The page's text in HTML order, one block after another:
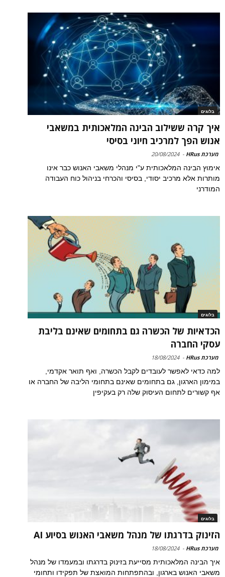
בלוגים
איך קרה ששילוב הבינה המלאכותית במשאבי
אנוש הפך למרכיב חיוני בסיסי
מערכת HRus -
20/08/2024
אימוץ הבינה המלאכותית ע"י מנהלי משאבי האנוש כבר אינו
מותרות אלא מרכיב יסודי, בסיסי והכרחי בניהול כוח העבודה
המודרני
בלוגים
הכדאיות של הכשרה גם בתחומים שאינם בליבת
עסקי החברה
מערכת HRus -
18/08/2024
למה כדאי לאפשר לעובדים לקבל הכשרה, ואף תואר אקדמי,
במימון הארגון, גם בתחומים שאינם בתחומי הליבה של החברה או
אף קשורים לתחום העיסוק שלה רק בעקיפין
בלוגים
הזינוק בדרגתו של מנהל משאבי האנוש בסיוע AI
מערכת HRus -
18/08/2024
איך הבינה המלאכותית מסייעת בזינוק בדרגתו ובמעמדו של מנהל
משאבי האנוש בארגון, ובהתפתחות המואצת של תפקידו ותחומי